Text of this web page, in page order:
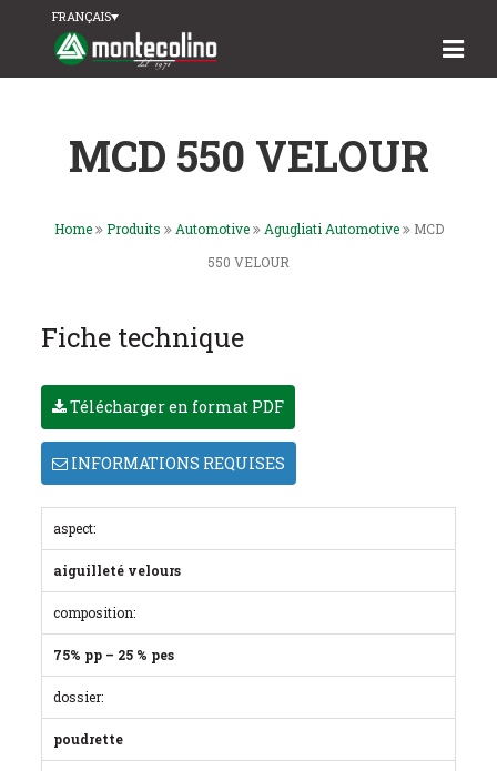
FRANÇAIS
MCD 550 VELOUR
Home Produits Automotive Agugliati Automotive
MCD
550 VELOUR
Fiche technique
Télécharger en format PDF
INFORMATIONS REQUISES
aspect:
aiguilleté velours
composition:
75% pp – 25 % pes
dossier:
poudrette